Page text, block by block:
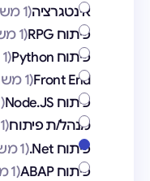
אינטגרציה(1 משרות)
פיתוח RPG
(1 משרות)
פיתוח Python
(1 משרות)
Front End(1 משרות)
פיתוח Node.JS
(1 משרות)
מנהל/ת פיתוח(1 משרות)
פיתוח Net.
(1 משרות)
פיתוח ABAP
(1 משרות)